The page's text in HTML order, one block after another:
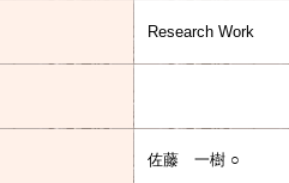
Research Work
佐藤 一樹 ○